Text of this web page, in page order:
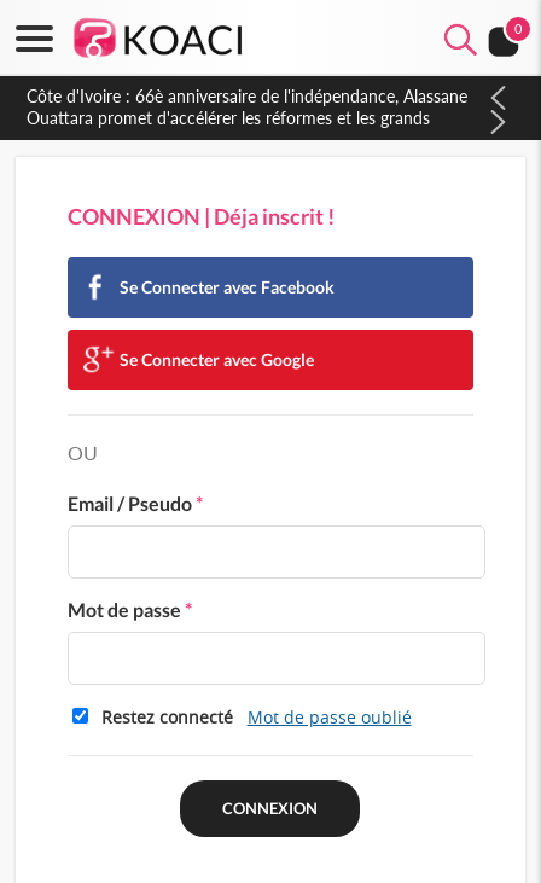
0
Côte d'Ivoire : À Abidjan, Amadou Oury Bah admire le modèle
ivoirien et veut s'en inspirer pour accélérer le développement
de la Guinée
CONNEXION | Déja inscrit !
Se Connecter avec Facebook
Se Connecter avec Google
OU
Email / Pseudo*
Mot de passe *
Restez connecté Mot de passe oublié